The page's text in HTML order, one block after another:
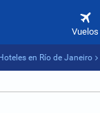
Vuelos
Hoteles en Río de Janeiro